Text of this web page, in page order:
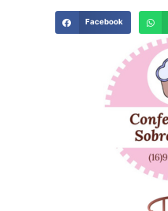
Facebook